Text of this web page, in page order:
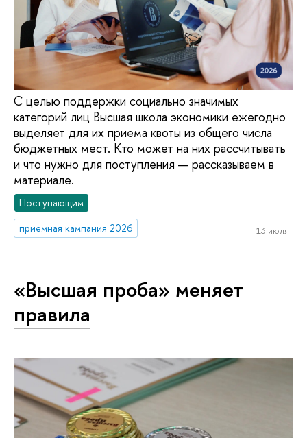
С целью поддержки социально значимых
категорий лиц Высшая школа экономики ежегодно
выделяет для их приема квоты из общего числа
бюджетных мест. Кто может на них рассчитывать
и что нужно для поступления — рассказываем в
материале.
Поступающим
приемная кампания 2026
13 июля
«Высшая проба» меняет
правила